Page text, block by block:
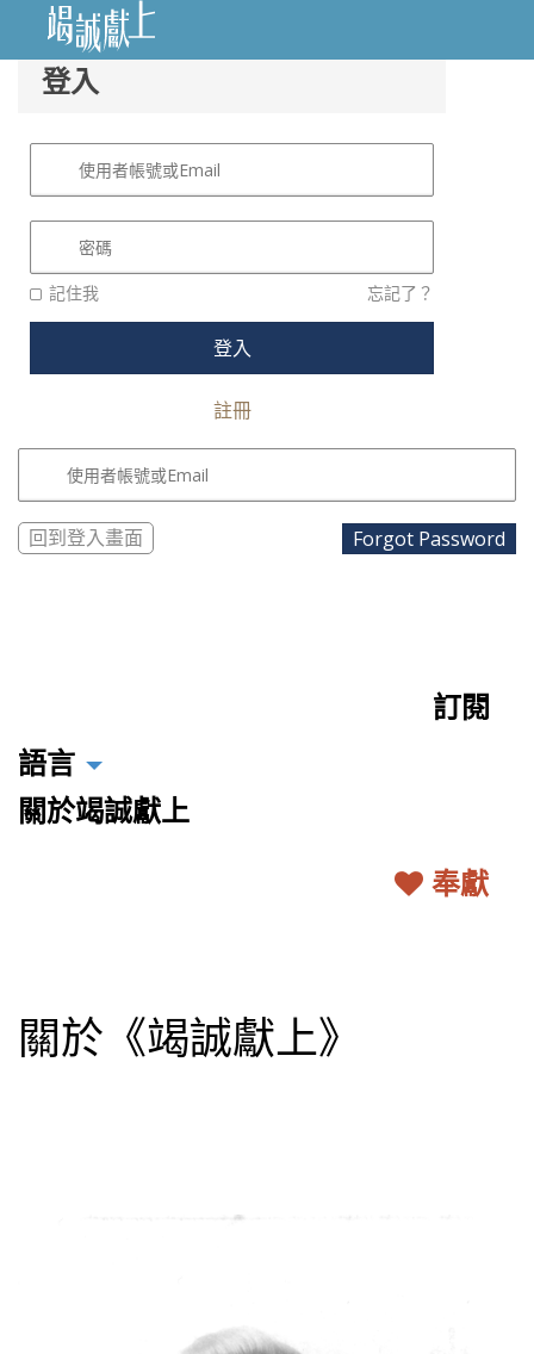
Back to menu
登入
記住我 忘記了？
註冊
回到登入畫面
訂閱
語言
關於竭誠獻上
奉獻
關於《竭誠獻上》